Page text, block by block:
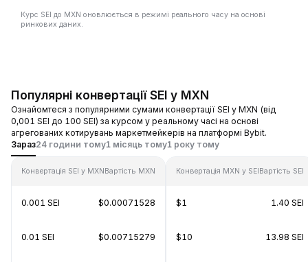
Курс SEI до MXN оновлюється в режимі реального часу на основі
ринкових даних.
Популярні конвертації SEI у MXN
Ознайомтеся з популярними сумами конвертації SEI у MXN (від
0,001 SEI до 100 SEI) за курсом у реальному часі на основі
агрегованих котирувань маркетмейкерів на платформі Bybit.
Зараз24 години тому1 місяць тому1 року тому
Конвертація SEI у MXNВартість MXN
0.001 SEI $0.00071528
0.01 SEI $0.00715279
Конвертація MXN у SEIВартість SEI
$1 1.40 SEI
$10 13.98 SEI